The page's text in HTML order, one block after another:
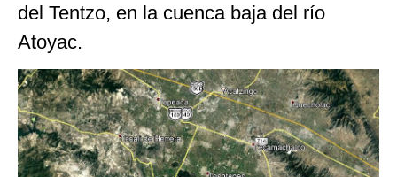
del Tentzo, en la cuenca baja del río
Atoyac.